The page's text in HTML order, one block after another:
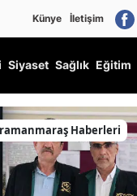
Künye İletişim
Siyaset Sağlık Eğitim
Haberleri